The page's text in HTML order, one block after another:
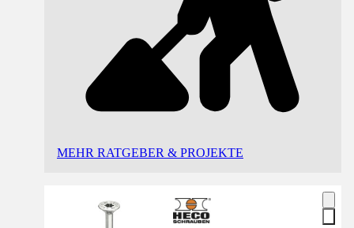
MEHR RATGEBER & PROJEKTE